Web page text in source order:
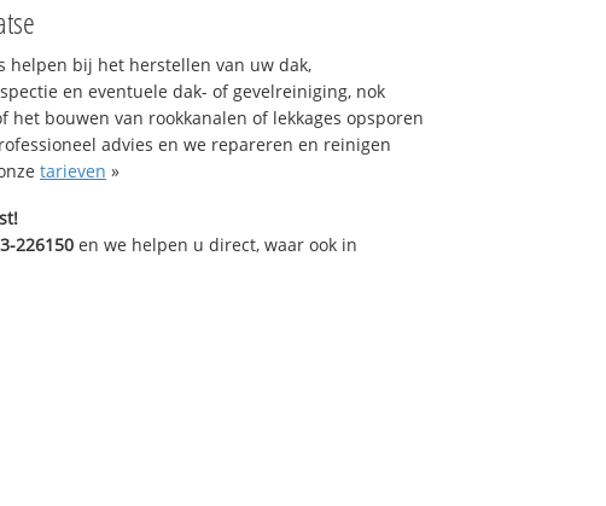
helpen bij het herstellen van uw dak,
en eventuele dak- of gevelreiniging, nok
het bouwen van rookkanalen of lekkages opsporen
advies en we repareren en reinigen
tarieven »
226150 en we helpen u direct, waar ook in